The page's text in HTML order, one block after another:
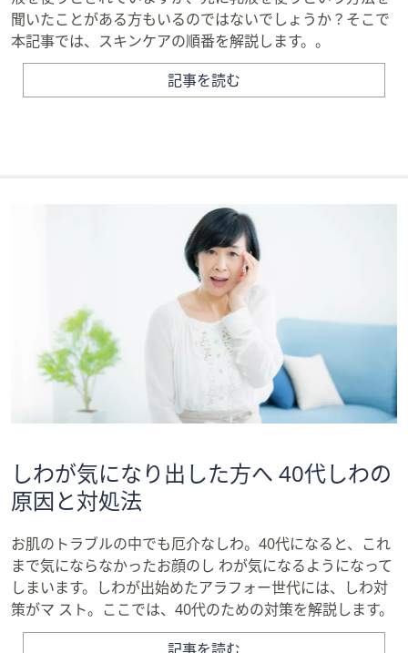
聞いたことがある方もいるのではないでしょうか？そこで
本記事では、スキンケアの順番を解説します。。
記事を読む
しわが気になり出した方へ 40代しわの
原因と対処法
お肌のトラブルの中でも厄介なしわ。40代になると、これ
まで気にならなかったお顔のし わが気になるようになって
しまいます。しわが出始めたアラフォー世代には、しわ対
策がマ スト。ここでは、40代のための対策を解説します。
記事を読む